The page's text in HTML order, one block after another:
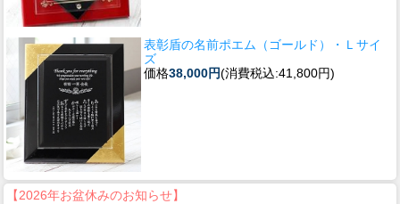
表彰盾の名前ポエム（ゴールド）・Ｌサイ
ズ
価格38,000円(消費税込:41,800円)
【2026年お盆休みのお知らせ】